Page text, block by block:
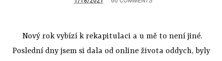
Nový rok vybízí k rekapitulaci a u mě to není jiné.
Poslední dny jsem si dala od online života oddych, byly